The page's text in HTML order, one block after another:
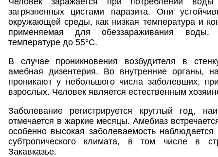
загрязненных цистами паразита. Они
окружающей среды, как низкая температура и
применяемая для обеззараживания воды.
температуре до 55°С.
В случае проникновения возбудителя в
амебная дизентерия. Во внутренние органы,
проникают у небольшого числа заболевших,
взрослых. Человек является естественным
Заболевание регистрируется круглый год,
отмечается в жаркие месяцы. Амебиаз
особенно высокая заболеваемость наблюдается
субтропического климата, в том числе в
Закавказье.